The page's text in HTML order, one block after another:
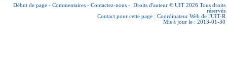
Début de page - Commentaires - Contactez-nous - Droits d'auteur © UIT 2026 Tous droits
réservés
Contact pour cette page : Coordinateur Web de l'UIT-R
Mis à jour le : 2013-01-30